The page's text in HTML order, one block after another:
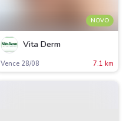
NOVO
Vita Derm
Vence 28/08 7.1 km